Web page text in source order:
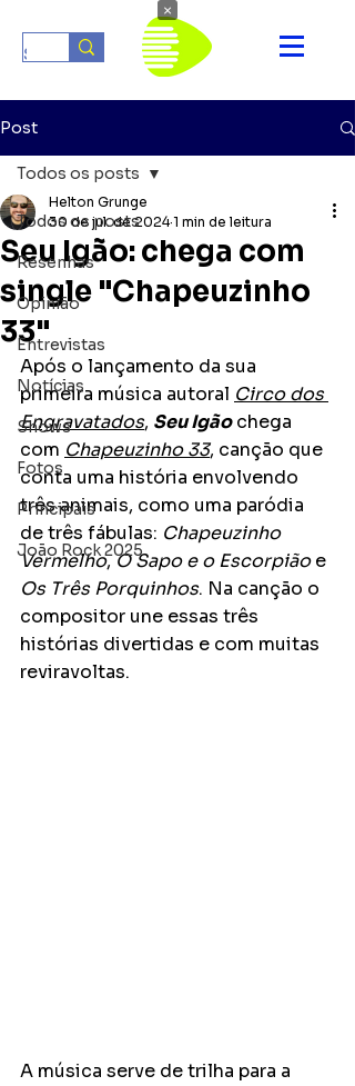
Post
Todos os posts
Resenhas
Opinião
Entrevistas
Notícias
Shows
Fotos
Principais
João Rock 2025
Todos os posts
Seu Igão: chega com
single "Chapeuzinho
33"
Helton Grunge
30 de jul. de 2024 1 min de leitura
Após o lançamento da sua
primeira música autoral Circo dos
Engravatados, Seu Igão chega
com Chapeuzinho 33, canção que
conta uma história envolvendo
três animais, como uma paródia
de três fábulas: Chapeuzinho
Vermelho, O Sapo e o Escorpião e
Os Três Porquinhos. Na canção o
compositor une essas três
histórias divertidas e com muitas
reviravoltas.
A música serve de trilha para a
×